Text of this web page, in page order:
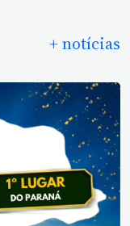
+ notícias